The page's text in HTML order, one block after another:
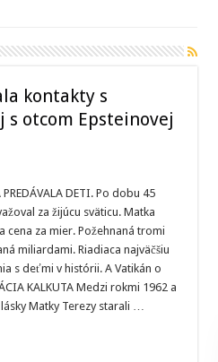
kontakty s
otcom Epsteinovej
PREDÁVALA DETI. Po dobu 45
za žijúcu sväticu. Matka
cena za mier. Požehnaná tromi
miliardami. Riadiaca najväčšiu
s deťmi v histórii. A Vatikán o
KALKUTA Medzi rokmi 1962 a
Matky Terezy starali …